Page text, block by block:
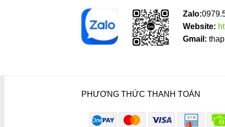
Zalo:
Website:
Gmail:
PHƯƠNG THỨC THANH TOÁN